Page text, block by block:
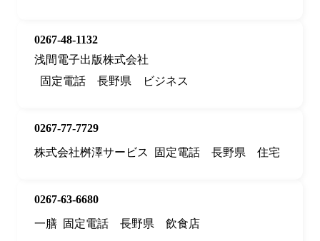
0267-48-1132
浅間電子出版株式会社
固定電話
長野県 ビジネス
0267-77-7729
株式会社桝澤サービス
固定電話 長野県 住宅
0267-63-6680
一膳 固定電話 長野県 飲食店